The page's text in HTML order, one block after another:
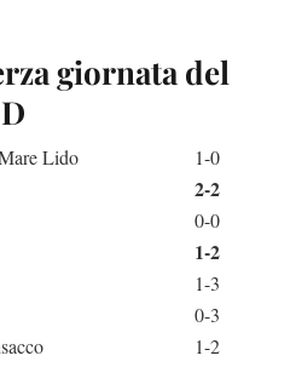
giornata del
Lido 1-0
2-2
0-0
1-2
1-3
0-3
Ponsacco
1-2